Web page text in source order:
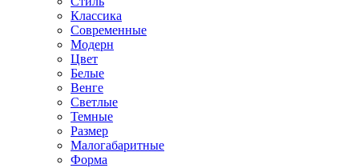
Классика
Современные
Модерн
Цвет
Белые
Венге
Светлые
Темные
Размер
Малогабаритные
Форма